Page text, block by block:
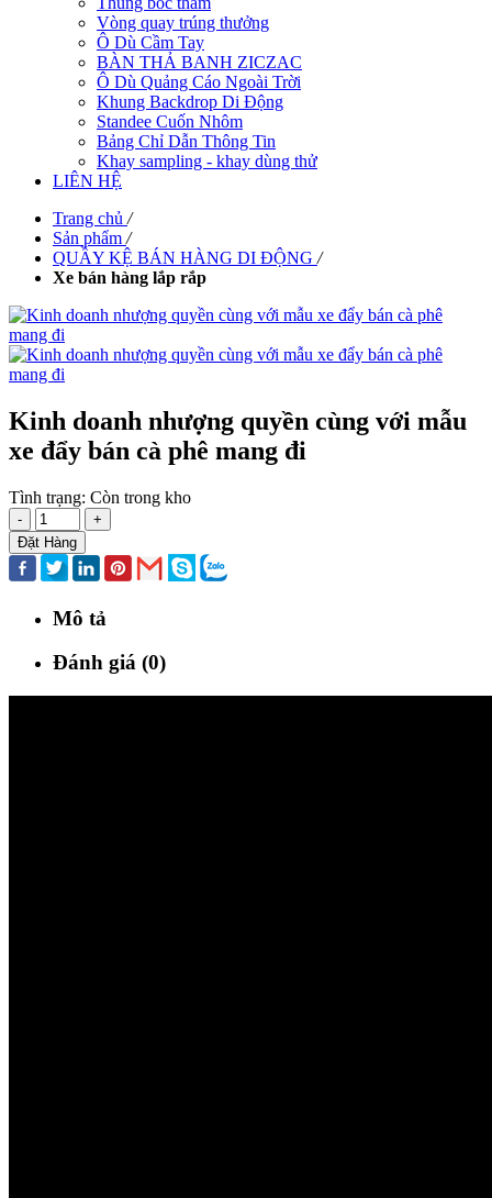
Vòng quay trúng thưởng
Ô Dù Cầm Tay
BÀN THẢ BANH ZICZAC
Ô Dù Quảng Cáo Ngoài Trời
Khung Backdrop Di Động
Standee Cuốn Nhôm
Bảng Chỉ Dẫn Thông Tin
Khay sampling - khay dùng thử
LIÊN HỆ
Trang chủ /
Sản phẩm /
QUẦY KỆ BÁN HÀNG DI ĐỘNG /
Xe bán hàng lắp rắp
Kinh doanh nhượng quyền cùng với mẫu
xe đẩy bán cà phê mang đi
Tình trạng: Còn trong kho
-
+
Đặt Hàng
Mô tả
Đánh giá (0)